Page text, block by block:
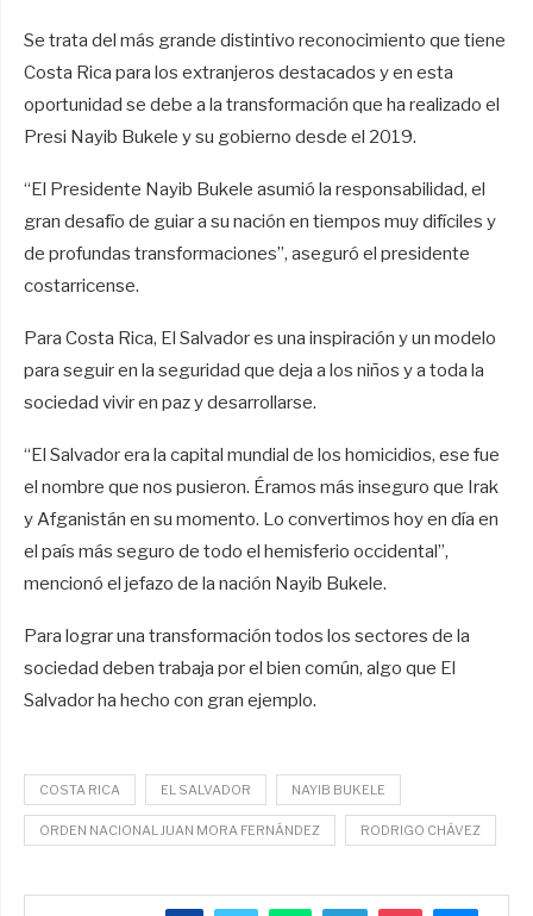
Se trata del más grande distintivo reconocimiento que tiene
Costa Rica para los extranjeros destacados y en esta
oportunidad se debe a la transformación que ha realizado el
Presi Nayib Bukele y su gobierno desde el 2019.
“El Presidente Nayib Bukele asumió la responsabilidad, el
gran desafío de guiar a su nación en tiempos muy difíciles y
de profundas transformaciones”, aseguró el presidente
costarricense.
Para Costa Rica, El Salvador es una inspiración y un modelo
para seguir en la seguridad que deja a los niños y a toda la
sociedad vivir en paz y desarrollarse.
“El Salvador era la capital mundial de los homicidios, ese fue
el nombre que nos pusieron. Éramos más inseguro que Irak
y Afganistán en su momento. Lo convertimos hoy en día en
el país más seguro de todo el hemisferio occidental”,
mencionó el jefazo de la nación Nayib Bukele.
Para lograr una transformación todos los sectores de la
sociedad deben trabaja por el bien común, algo que El
Salvador ha hecho con gran ejemplo.
COSTA RICA EL SALVADOR NAYIB BUKELE
ORDEN NACIONAL JUAN MORA FERNÁNDEZ RODRIGO CHÁVEZ